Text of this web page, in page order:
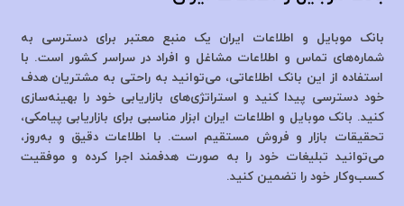
بانک موبایل و اطلاعات ایران یک منبع معتبر برای دسترسی به
شماره‌های تماس و اطلاعات مشاغل و افراد در سراسر کشور است. با
استفاده از این بانک اطلاعاتی، می‌توانید به راحتی به مشتریان هدف
خود دسترسی پیدا کنید و استراتژی‌های بازاریابی خود را بهینه‌سازی
کنید. بانک موبایل و اطلاعات ایران ابزار مناسبی برای بازاریابی پیامکی،
تحقیقات بازار و فروش مستقیم است. با اطلاعات دقیق و به‌روز،
می‌توانید تبلیغات خود را به صورت هدفمند اجرا کرده و موفقیت
کسب‌وکار خود را تضمین کنید.